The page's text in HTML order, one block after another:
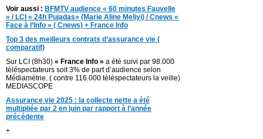
Voir aussi : BFMTV audience « 60 minutes Fauvelle
» / LCI « 24h Pujadas» (Marie Aline Meliyi) / Cnews «
Face à l’Info » ( Cnews) + France Info
Top 3 des meilleurs contrats d’assurance vie (
comparatif)
Sur LCI (8h30) « France Info » a été suivi par 98.000
téléspectateurs soit 3% de part d’audience selon
Médiamétrie. ( contre 116.000 téléspectateurs la veille)
MEDIASCOPE
Assurance vie 2025 : la collecte nette a été
multipliée par 2 en juin par rapport à l’année
précédente
+